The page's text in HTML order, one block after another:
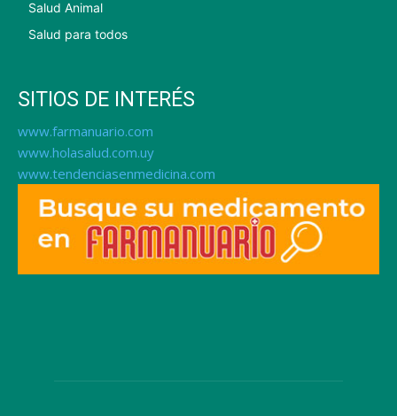
Salud Animal
Salud para todos
SITIOS DE INTERÉS
www.farmanuario.com
www.holasalud.com.uy
www.tendenciasenmedicina.com